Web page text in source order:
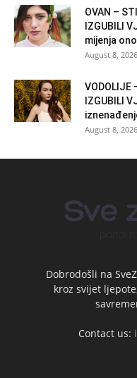
OVAN –
IZGUBILI
mijenja
August 8, 2026
VODOLIJE
IZGUBILI
August 8, 2026
Dobrodošli na
kroz svijet
Contact us: